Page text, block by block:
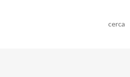
cerca